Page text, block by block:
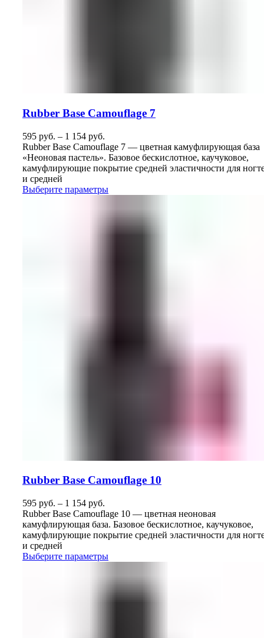
Rubber Base Camouflage 7
595 руб. – 1 154 руб.
Rubber Base Camouflage 7 — цветная камуфлирующая база
«Неоновая пастель». Базовое бескислотное, каучуковое,
камуфлирующие покрытие средней эластичности для
и средней
Выберите параметры
Rubber Base Camouflage 10
595 руб. – 1 154 руб.
Rubber Base Camouflage 10 — цветная неоновая
камуфлирующая база. Базовое бескислотное, каучуковое,
камуфлирующие покрытие средней эластичности для
и средней
Выберите параметры